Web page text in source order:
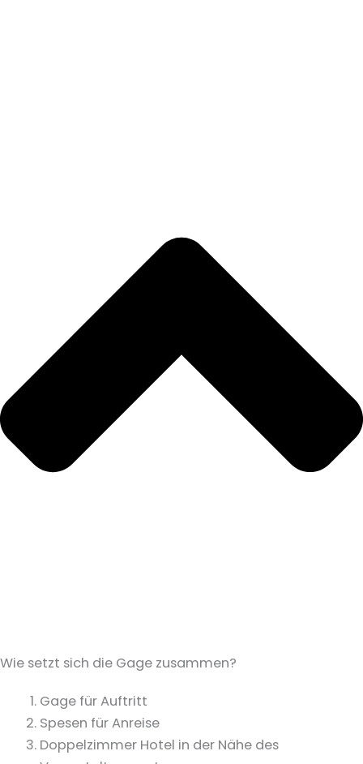
Wie setzt sich die Gage zusammen?
Gage für Auftritt
Spesen für Anreise
Doppelzimmer Hotel in der Nähe des